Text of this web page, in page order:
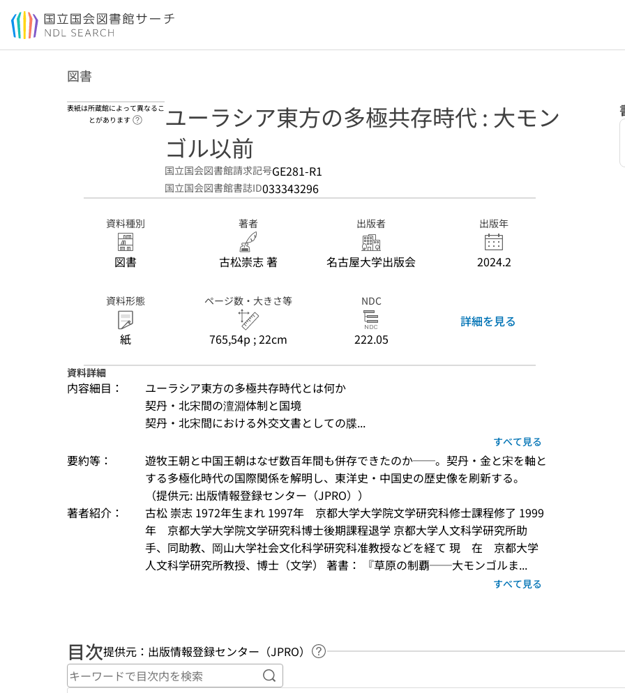
本文へ移動
図書
表紙は所蔵館によって異なるこ
とがあります
ヘルプページへのリンク
ユーラシア東方の多極共存時代 : 大モン
ゴル以前
国立国会図書館請求記号GE281-R1
国立国会図書館書誌ID033343296
資料種別
図書
著者
古松崇志 著
出版者
名古屋大学出版会
出版年
2024.2
資料形態
紙
ページ数・大きさ等
765,54p ; 22cm
NDC
222.05
詳細を見る
資料詳細
内容細目：
ユーラシア東方の多極共存時代とは何か
契丹・北宋間の澶淵体制と国境
契丹・北宋間における外交文書としての牒...
すべて見る
要約等：
遊牧王朝と中国王朝はなぜ数百年間も併存できたのか──。契丹・金と宋を軸と
する多極化時代の国際関係を解明し、東洋史・中国史の歴史像を刷新する。
（提供元: 出版情報登録センター（JPRO））
著者紹介：
古松 崇志 1972年生まれ 1997年　京都大学大学院文学研究科修士課程修了 1999
年　京都大学大学院文学研究科博士後期課程退学 京都大学人文科学研究所助
手、同助教、岡山大学社会文化科学研究科准教授などを経て 現　在　京都大学
人文科学研究所教授、博士（文学） 著書： 『草原の制覇──大モンゴルま...
すべて見る
目次提供元：出版情報登録センター（JPRO）
ヘルプページへのリンク
キーワードで目次内を検索